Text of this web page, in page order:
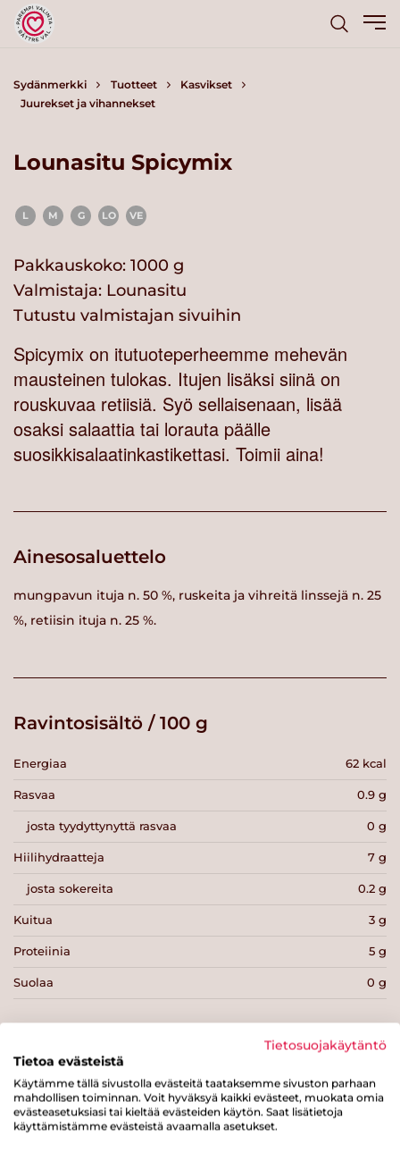
Sydänmerkki Tuotteet
Kasvikset
Juurekset ja vihannekset
Lounasitu Spicymix
L M G LO VE
Pakkauskoko: 1000 g
Valmistaja: Lounasitu
Tutustu valmistajan sivuihin
Spicymix on itutuoteperheemme mehevän
mausteinen tulokas. Itujen lisäksi siinä on
rouskuvaa retiisiä. Syö sellaisenaan, lisää
osaksi salaattia tai lorauta päälle
suosikkisalaatinkastikettasi. Toimii aina!
Ainesosaluettelo
mungpavun ituja n. 50 %, ruskeita ja vihreitä linssejä n. 25
%, retiisin ituja n. 25 %.
Ravintosisältö / 100 g
Energiaa 62 kcal
Rasvaa 0.9 g
josta tyydyttynyttä rasvaa 0 g
Hiilihydraatteja 7 g
josta sokereita 0.2 g
Kuitua 3 g
Proteiinia 5 g
Suolaa 0 g
Tulosta sivu Jaa tuote
Tietosuojakäytäntö
Tietoa evästeistä
Käytämme tällä sivustolla evästeitä taataksemme sivuston parhaan
mahdollisen toiminnan. Voit hyväksyä kaikki evästeet, muokata omia
evästeasetuksiasi tai kieltää evästeiden käytön. Saat lisätietoja
käyttämistämme evästeistä avaamalla asetukset.